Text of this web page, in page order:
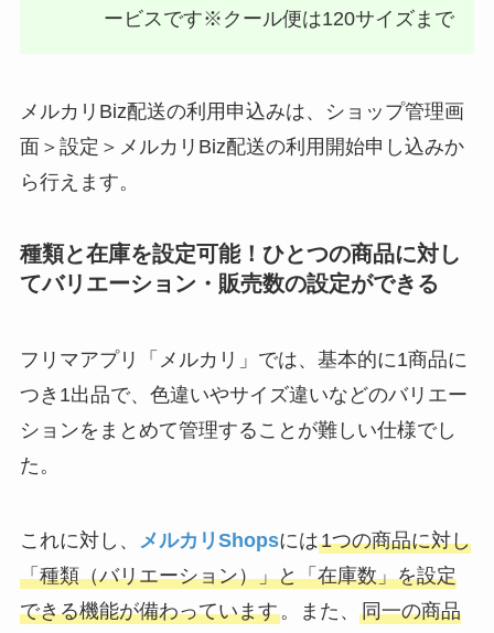
ービスです※クール便は120サイズまで
メルカリBiz配送の利用申込みは、ショップ管理画
面＞設定＞メルカリBiz配送の利用開始申し込みか
ら行えます。
種類と在庫を設定可能！ひとつの商品に対し
てバリエーション・販売数の設定ができる
フリマアプリ「メルカリ」では、基本的に1商品に
つき1出品で、色違いやサイズ違いなどのバリエー
ションをまとめて管理することが難しい仕様でし
た。
これに対し、 メルカリShopsには1つの商品に対し
「種類（バリエーション）」と「在庫数」を設定
できる機能が備わっています。また、 同一の商品